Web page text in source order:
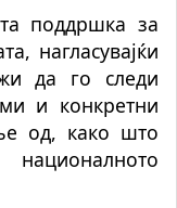
поддршка за
нагласувајќи
да го следи
и конкретни
од, како што